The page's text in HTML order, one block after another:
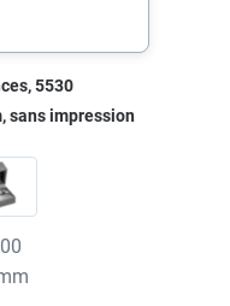
5530
sans impression